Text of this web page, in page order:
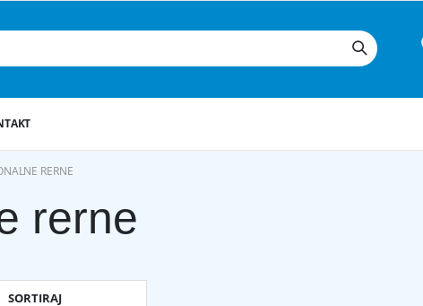
RERNE
rerne